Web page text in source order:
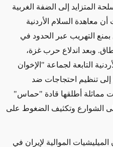
المتزايد إلى الضفة الغربية
أن معاهدة السلام الأردنية
تُلزم البلدين بمنع التهريب عبر الحدود في
وبعد اندلاع حرب غزة،
التابعة لجماعة "الإخوان
إلى تنظيم احتجاجات ضد
مماثلة أطلقها قادة "حماس"
الشوارع وتكثيف الضغوط على
الميليشيات الموالية لإيران في